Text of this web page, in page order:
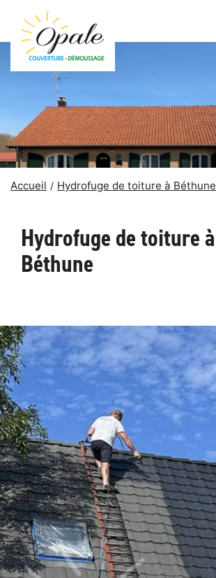
Accueil Hydrofuge de toiture à Béthune
Hydrofuge de toiture à
Béthune